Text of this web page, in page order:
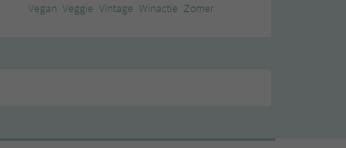
Vegan Veggie Vintage Winactie Zomer